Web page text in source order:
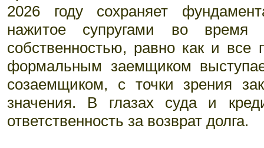
2026 году сохраняет
нажитое супругами во время
собственностью, равно как и все
формальным заемщиком
созаемщиком, с точки зрения
значения. В глазах суда и
ответственность за возврат долга.